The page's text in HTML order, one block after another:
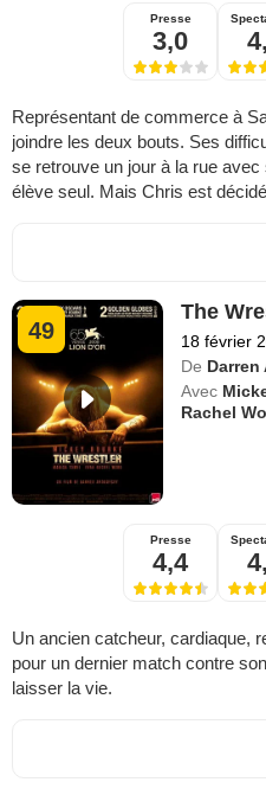
Presse
3,0
Représentant de commerce à
joindre les deux bouts. Ses
se retrouve un jour à la rue
élève seul. Mais Chris est
49
The
18 février
De
Avec
Rachel
Presse
4,4
Un ancien catcheur, cardiaque,
pour un dernier match contre
laisser la vie.